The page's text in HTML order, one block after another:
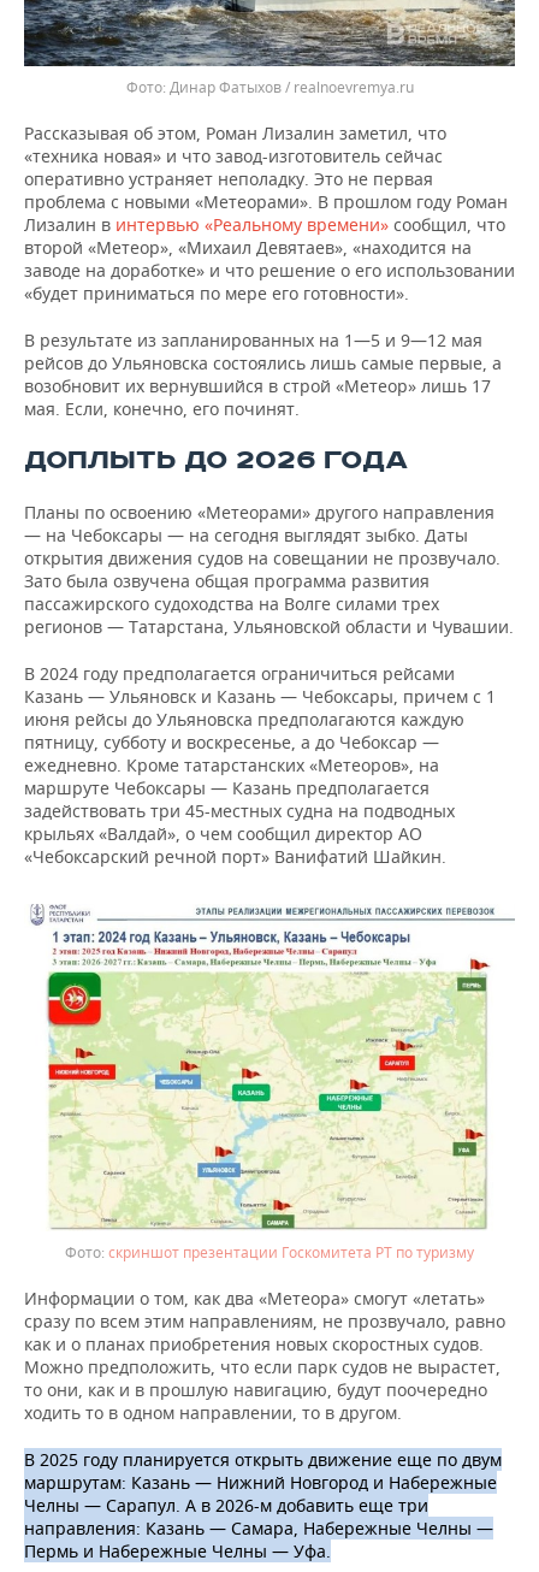
Динар Фатыхов / realnoevremya.ru
Рассказывая об этом, Роман Лизалин заметил, что
«техника новая» и что завод-изготовитель сейчас
оперативно устраняет неполадку. Это не первая
проблема с новыми «Метеорами». В прошлом году Роман
Лизалин в интервью «Реальному времени» сообщил, что
второй «Метеор», «Михаил Девятаев», «находится на
заводе на доработке» и что решение о его использовании
«будет приниматься по мере его готовности».
В результате из запланированных на 1—5 и 9—12 мая
рейсов до Ульяновска состоялись лишь самые первые, а
возобновит их вернувшийся в строй «Метеор» лишь 17
мая. Если, конечно, его починят.
ДОПЛЫТЬ ДО 2026 ГОДА
Планы по освоению «Метеорами» другого направления
— на Чебоксары — на сегодня выглядят зыбко. Даты
открытия движения судов на совещании не прозвучало.
Зато была озвучена общая программа развития
пассажирского судоходства на Волге силами трех
регионов — Татарстана, Ульяновской области и Чувашии.
В 2024 году предполагается ограничиться рейсами
Казань — Ульяновск и Казань — Чебоксары, причем с 1
июня рейсы до Ульяновска предполагаются каждую
пятницу, субботу и воскресенье, а до Чебоксар —
ежедневно. Кроме татарстанских «Метеоров», на
маршруте Чебоксары — Казань предполагается
задействовать три 45-местных судна на подводных
крыльях «Валдай», о чем сообщил директор АО
«Чебоксарский речной порт» Ванифатий Шайкин.
скриншот презентации Госкомитета РТ по туризму
Информации о том, как два «Метеора» смогут «летать»
сразу по всем этим направлениям, не прозвучало, равно
как и о планах приобретения новых скоростных судов.
Можно предположить, что если парк судов не вырастет,
то они, как и в прошлую навигацию, будут поочередно
ходить то в одном направлении, то в другом.
В 2025 году планируется открыть движение еще по двум
маршрутам: Казань — Нижний Новгород и Набережные
Челны — Сарапул. А в 2026-м добавить еще три
направления: Казань — Самара, Набережные Челны —
Пермь и Набережные Челны — Уфа.